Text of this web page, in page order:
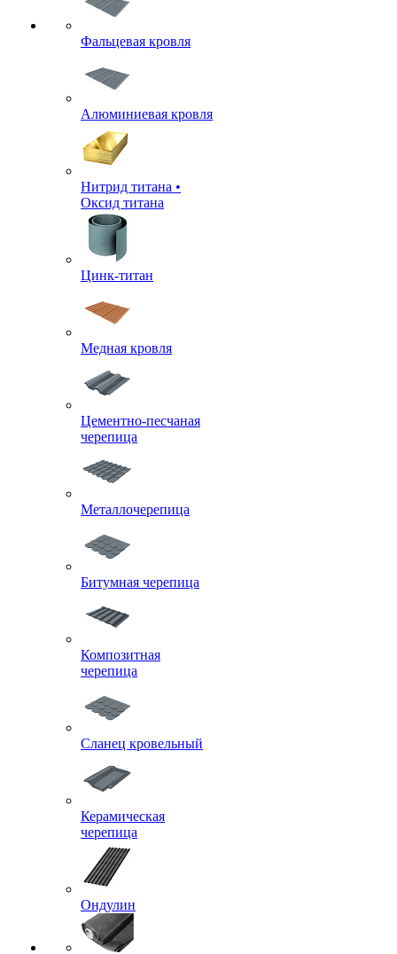
Фальцевая кровля
Алюминиевая кровля
Нитрид титана •
Оксид титана
Цинк-титан
Медная кровля
Цементно-песчаная
черепица
Металлочерепица
Битумная черепица
Композитная
черепица
Сланец кровельный
Керамическая
черепица
Ондулин